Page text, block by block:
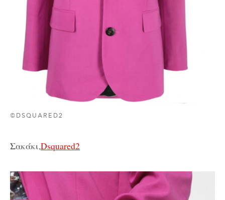
©DSQUARED2
Σακάκι,Dsquared2